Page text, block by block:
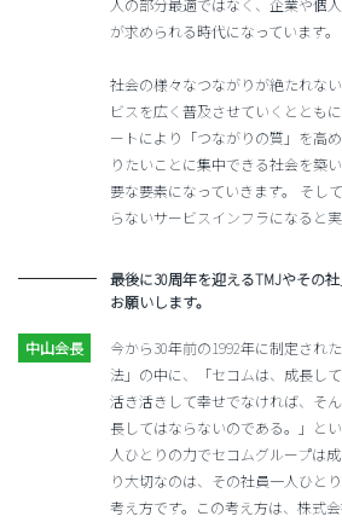
人の部分最適ではなく、企業や個
が求められる時代になっています。
社会の様々なつながりが絶たれな
ビスを広く普及させていくととも
ートにより「つながりの質」を高
りたいことに集中できる社会を築
要な要素になっていきます。 そし
らないサービスインフラになると実
最後に30周年を迎えるTMJやその
お願いします。
今から30年前の1992年に制定され
法」の中に、「セコムは、成長し
活き活きして幸せでなければ、そ
長してはならないのである。」と
人ひとりの力でセコムグループは
り大切なのは、その社員一人ひと
考え方です。この考え方は、株式